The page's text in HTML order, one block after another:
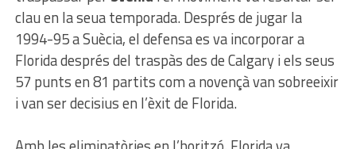
clau en la seua temporada. Després de jugar la
1994-95 a Suècia, el defensa es va incorporar a
Florida després del traspàs des de Calgary i els seus
57 punts en 81 partits com a novençà van sobreeixir
i van ser decisius en l’èxit de Florida.